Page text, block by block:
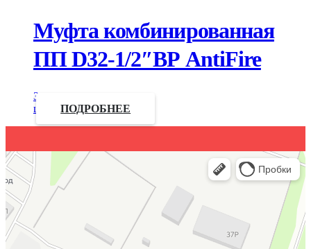
Муфта комбинированная
ПП D32-1/2″ВР AntiFire
Запросить
цену
ПОДРОБНЕЕ